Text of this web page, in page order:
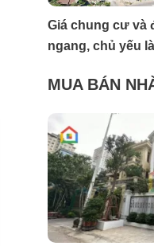
Giá chung cư và
ngang, chủ yếu
MUA BÁN